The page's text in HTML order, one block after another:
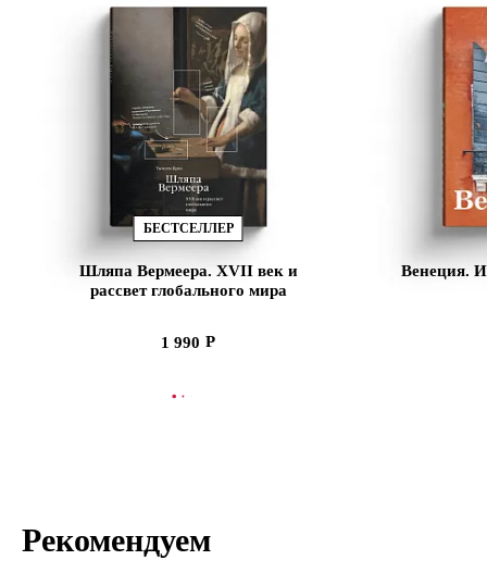
БЕСТСЕЛЛЕР
Шляпа Вермеера. XVII век и
рассвет глобального мира
1 990
СООБЩИТЬ О ПОСТУПЛЕНИИ
Венеция.
Рекомендуем